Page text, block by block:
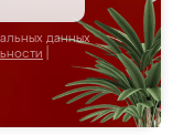
данных